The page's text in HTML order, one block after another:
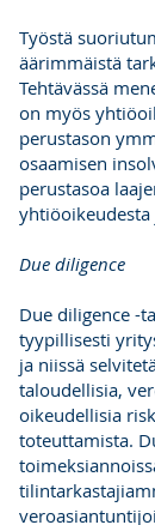
Työstä
äärimmäistä
Tehtävässä
on myös
perustason
osaamisen
perustasoa
Due diligence
Due diligence -
tyypillisesti
ja niissä
taloudellisia,
oikeudellisia
toteuttamista.